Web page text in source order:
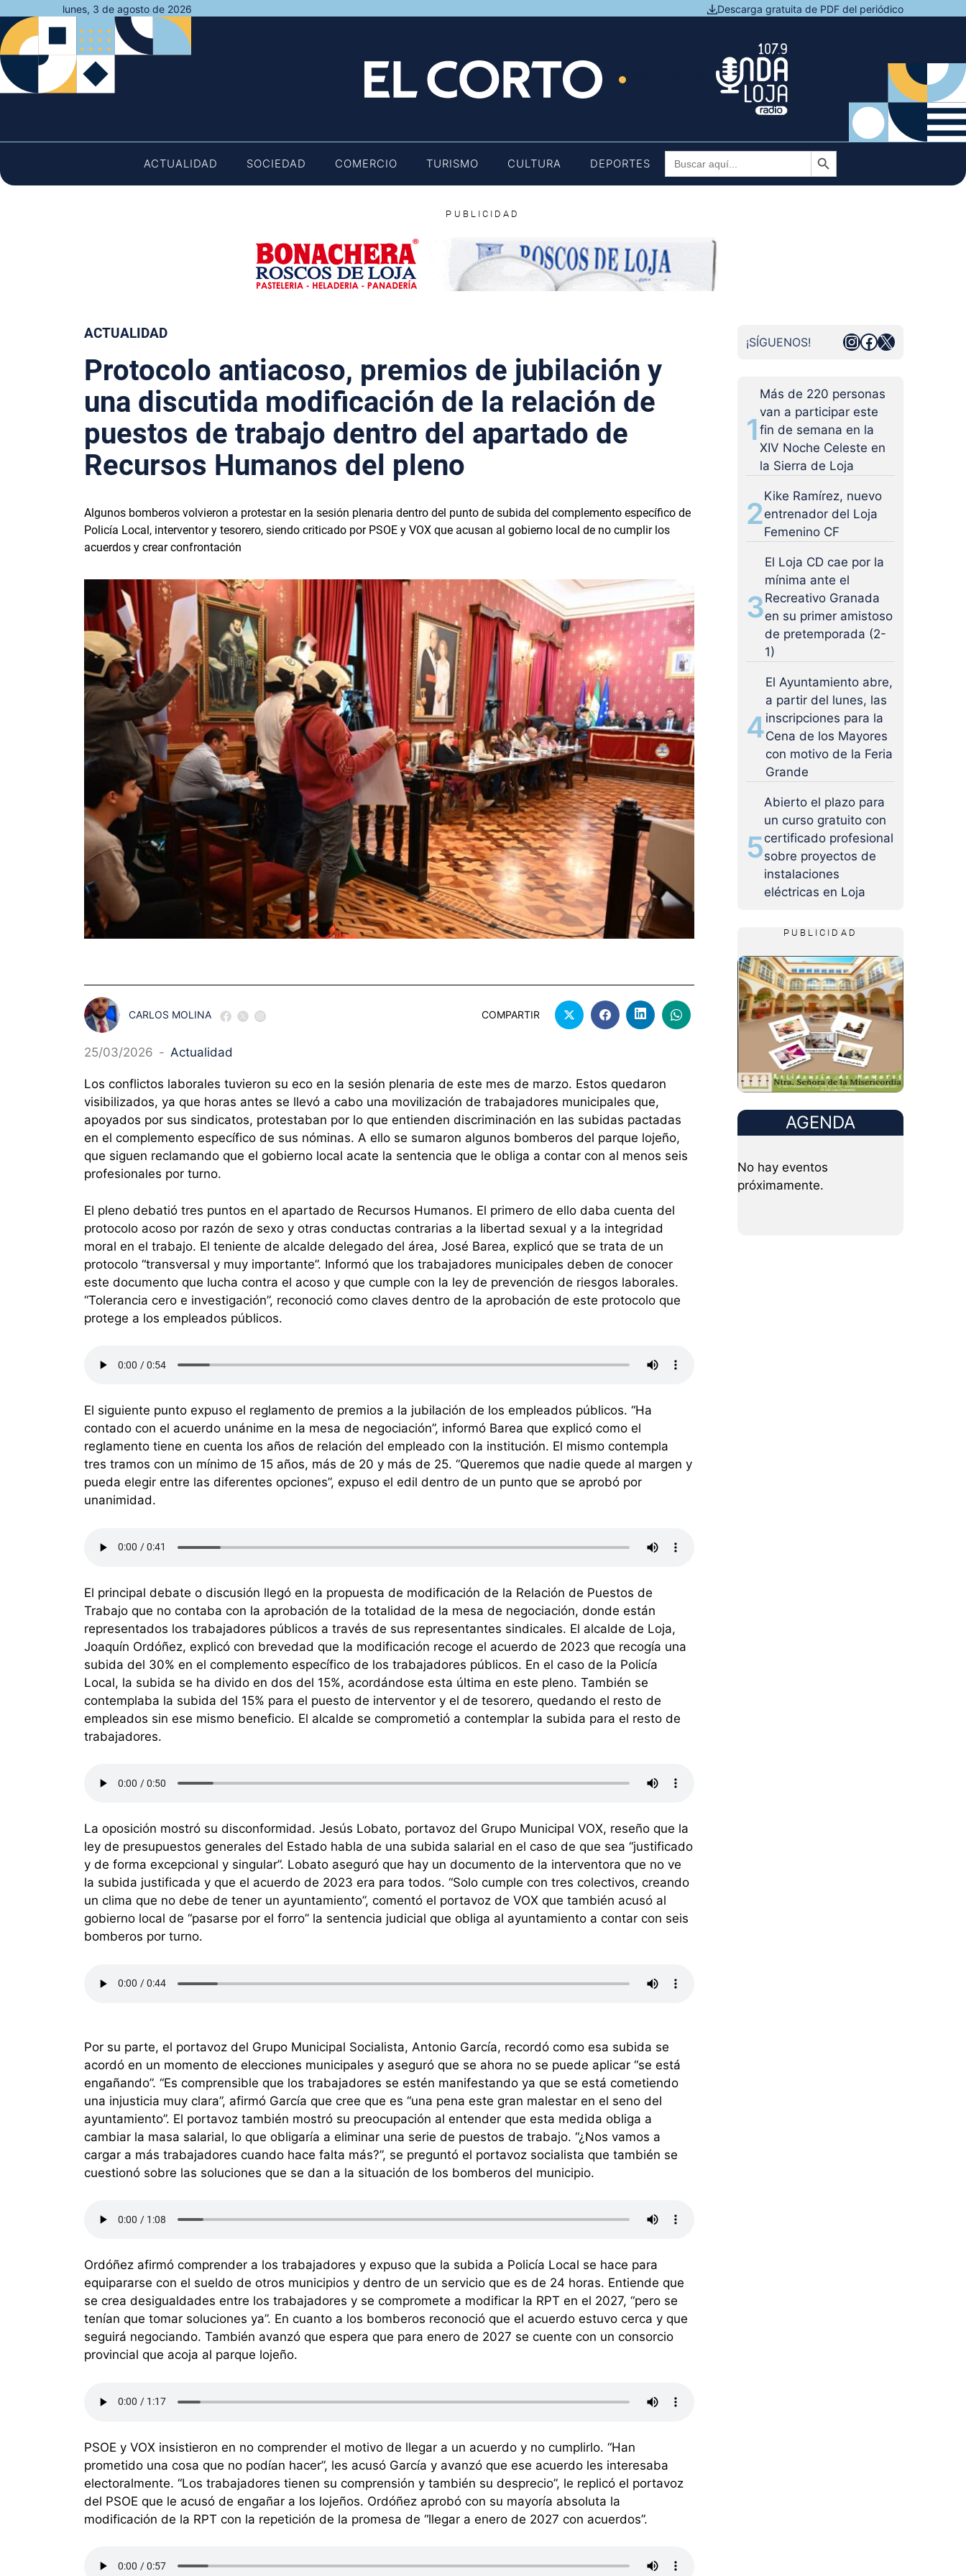
al
contenido
lunes, 3 de agosto de 2026 Descarga gratuita de PDF del periódico
ACTUALIDAD SOCIEDAD COMERCIO TURISMO CULTURA DEPORTES
Buscar: Botón de búsqueda
PUBLICIDAD
ACTUALIDAD
Protocolo antiacoso, premios de jubilación y
una discutida modificación de la relación de
puestos de trabajo dentro del apartado de
Recursos Humanos del pleno
Algunos bomberos volvieron a protestar en la sesión plenaria dentro del punto de subida del complemento específico de
Policía Local, interventor y tesorero, siendo criticado por PSOE y VOX que acusan al gobierno local de no cumplir los
acuerdos y crear confrontación
CARLOS MOLINA COMPARTIR
25/03/2026 - Actualidad
Los conflictos laborales tuvieron su eco en la sesión plenaria de este mes de marzo. Estos quedaron
visibilizados, ya que horas antes se llevó a cabo una movilización de trabajadores municipales que,
apoyados por sus sindicatos, protestaban por lo que entienden discriminación en las subidas pactadas
en el complemento específico de sus nóminas. A ello se sumaron algunos bomberos del parque lojeño,
que siguen reclamando que el gobierno local acate la sentencia que le obliga a contar con al menos seis
profesionales por turno.
El pleno debatió tres puntos en el apartado de Recursos Humanos. El primero de ello daba cuenta del
protocolo acoso por razón de sexo y otras conductas contrarias a la libertad sexual y a la integridad
moral en el trabajo. El teniente de alcalde delegado del área, José Barea, explicó que se trata de un
protocolo “transversal y muy importante”. Informó que los trabajadores municipales deben de conocer
este documento que lucha contra el acoso y que cumple con la ley de prevención de riesgos laborales.
“Tolerancia cero e investigación”, reconoció como claves dentro de la aprobación de este protocolo que
protege a los empleados públicos.
El siguiente punto expuso el reglamento de premios a la jubilación de los empleados públicos. “Ha
contado con el acuerdo unánime en la mesa de negociación”, informó Barea que explicó como el
reglamento tiene en cuenta los años de relación del empleado con la institución. El mismo contempla
tres tramos con un mínimo de 15 años, más de 20 y más de 25. “Queremos que nadie quede al margen y
pueda elegir entre las diferentes opciones”, expuso el edil dentro de un punto que se aprobó por
unanimidad.
El principal debate o discusión llegó en la propuesta de modificación de la Relación de Puestos de
Trabajo que no contaba con la aprobación de la totalidad de la mesa de negociación, donde están
representados los trabajadores públicos a través de sus representantes sindicales. El alcalde de Loja,
Joaquín Ordóñez, explicó con brevedad que la modificación recoge el acuerdo de 2023 que recogía una
subida del 30% en el complemento específico de los trabajadores públicos. En el caso de la Policía
Local, la subida se ha divido en dos del 15%, acordándose esta última en este pleno. También se
contemplaba la subida del 15% para el puesto de interventor y el de tesorero, quedando el resto de
empleados sin ese mismo beneficio. El alcalde se comprometió a contemplar la subida para el resto de
trabajadores.
La oposición mostró su disconformidad. Jesús Lobato, portavoz del Grupo Municipal VOX, reseño que la
ley de presupuestos generales del Estado habla de una subida salarial en el caso de que sea “justificado
y de forma excepcional y singular”. Lobato aseguró que hay un documento de la interventora que no ve
la subida justificada y que el acuerdo de 2023 era para todos. “Solo cumple con tres colectivos, creando
un clima que no debe de tener un ayuntamiento”, comentó el portavoz de VOX que también acusó al
gobierno local de “pasarse por el forro” la sentencia judicial que obliga al ayuntamiento a contar con seis
bomberos por turno.
Por su parte, el portavoz del Grupo Municipal Socialista, Antonio García, recordó como esa subida se
acordó en un momento de elecciones municipales y aseguró que se ahora no se puede aplicar “se está
engañando”. “Es comprensible que los trabajadores se estén manifestando ya que se está cometiendo
una injusticia muy clara”, afirmó García que cree que es “una pena este gran malestar en el seno del
ayuntamiento”. El portavoz también mostró su preocupación al entender que esta medida obliga a
cambiar la masa salarial, lo que obligaría a eliminar una serie de puestos de trabajo. “¿Nos vamos a
cargar a más trabajadores cuando hace falta más?”, se preguntó el portavoz socialista que también se
cuestionó sobre las soluciones que se dan a la situación de los bomberos del municipio.
Ordóñez afirmó comprender a los trabajadores y expuso que la subida a Policía Local se hace para
equipararse con el sueldo de otros municipios y dentro de un servicio que es de 24 horas. Entiende que
se crea desigualdades entre los trabajadores y se compromete a modificar la RPT en el 2027, “pero se
tenían que tomar soluciones ya”. En cuanto a los bomberos reconoció que el acuerdo estuvo cerca y que
seguirá negociando. También avanzó que espera que para enero de 2027 se cuente con un consorcio
provincial que acoja al parque lojeño.
PSOE y VOX insistieron en no comprender el motivo de llegar a un acuerdo y no cumplirlo. “Han
prometido una cosa que no podían hacer”, les acusó García y avanzó que ese acuerdo les interesaba
electoralmente. “Los trabajadores tienen su comprensión y también su desprecio”, le replicó el portavoz
del PSOE que le acusó de engañar a los lojeños. Ordóñez aprobó con su mayoría absoluta la
modificación de la RPT con la repetición de la promesa de “llegar a enero de 2027 con acuerdos”.
¡SÍGUENOS! Instagram
Facebook
X
1
Más de 220 personas
van a participar este
fin de semana en la
XIV Noche Celeste en
la Sierra de Loja
2
Kike Ramírez, nuevo
entrenador del Loja
Femenino CF
3
El Loja CD cae por la
mínima ante el
Recreativo Granada
en su primer amistoso
de pretemporada (2-
1)
4
El Ayuntamiento abre,
a partir del lunes, las
inscripciones para la
Cena de los Mayores
con motivo de la Feria
Grande
5
Abierto el plazo para
un curso gratuito con
certificado profesional
sobre proyectos de
instalaciones
eléctricas en Loja
PUBLICIDAD
AGENDA
No hay eventos
próximamente.